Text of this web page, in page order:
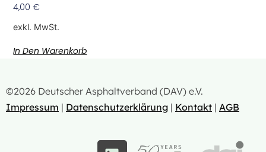
4,00€
exkl. MwSt.
In Den Warenkorb
©2026 Deutscher Asphaltverband (DAV) e.V.
Impressum | Datenschutzerklärung | Kontakt | AGB